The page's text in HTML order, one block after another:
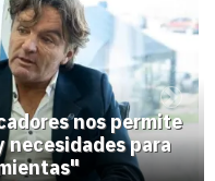
nos permite
para
Next